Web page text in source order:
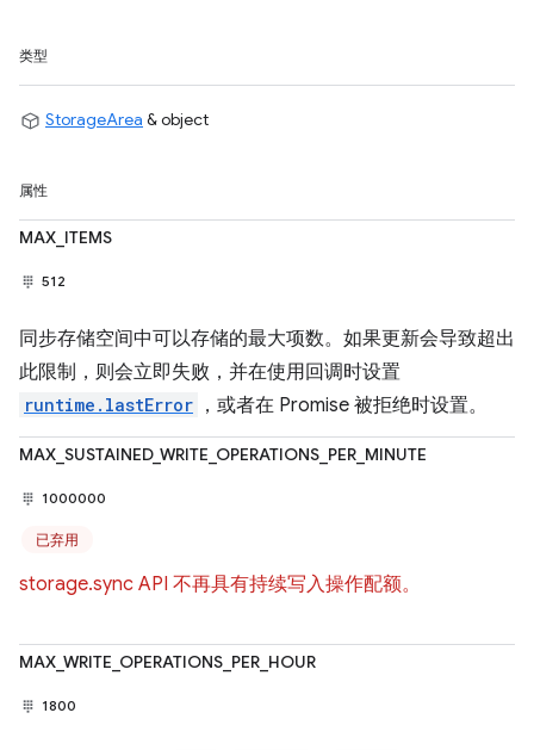
类型
StorageArea & object
属性
MAX_ITEMS
512
同步存储空间中可以存储的最大项数。如果更新会导致超出
此限制，则会立即失败，并在使用回调时设置
runtime.lastError ，或者在 Promise 被拒绝时设置。
MAX_SUSTAINED_WRITE_OPERATIONS_PER_MINUTE
1000000
已弃用
storage.sync API 不再具有持续写入操作配额。
MAX_WRITE_OPERATIONS_PER_HOUR
1800